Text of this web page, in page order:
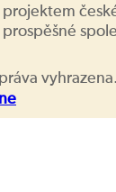
projektem
prospěšné
vyhrazena.